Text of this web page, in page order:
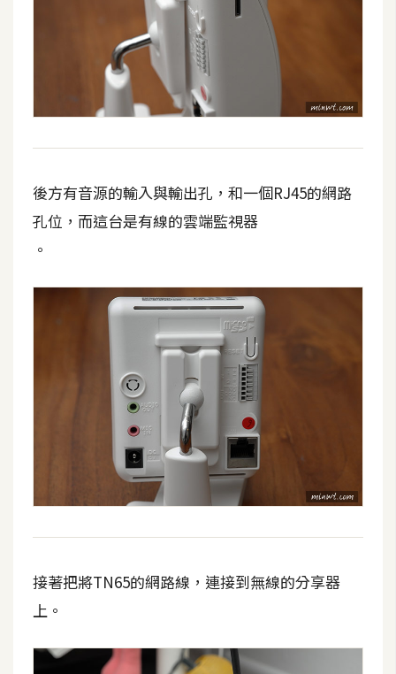
後方有音源的輸入與輸出孔，和一個RJ45的網路
孔位，而這台是有線的雲端監視器
。
接著把將TN65的網路線，連接到無線的分享器
上。